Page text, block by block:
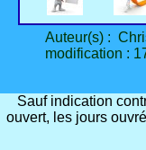
Auteur(s) :
modification :
Sauf indication
ouvert, les jours